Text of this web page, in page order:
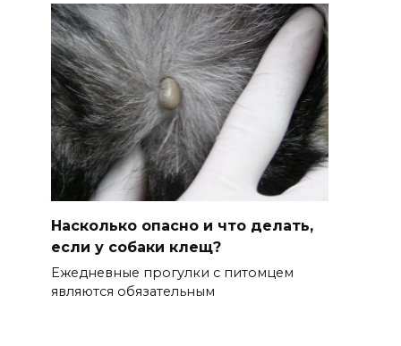
Насколько опасно и что делать,
если у собаки клещ?
Ежедневные прогулки с питомцем
являются обязательным